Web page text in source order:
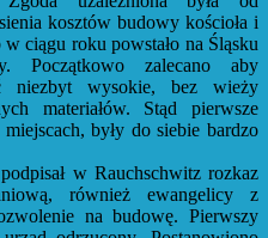
kosztów budowy kościoła i
ciągu roku powstało na Śląsku
Początkowo zalecano aby
niezbyt wysokie, bez wieży
materiałów. Stąd pierwsze
były do siebie bardzo
w Rauchschwitz rozkaz
również ewangelicy z
na budowę. Pierwszy